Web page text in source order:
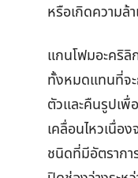
หรือเกิดความล้า
แกนโฟมอะคริ
ทั้งหมดแทนที่จ
ตัวและคืนรูปเพื่
เคลื่อนไหวเนื่อ
ชนิดที่มีอัตราก